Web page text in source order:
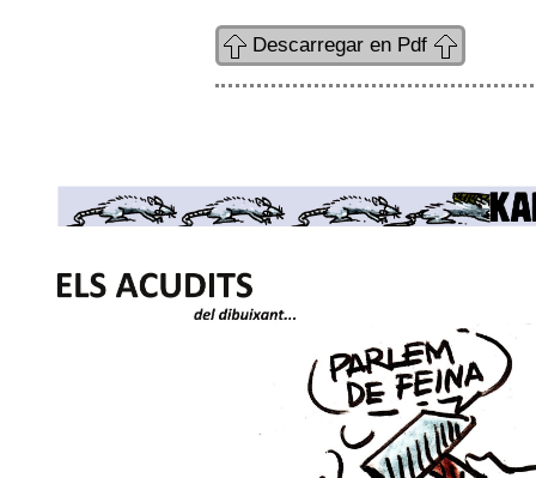
Descarregar en Pdf